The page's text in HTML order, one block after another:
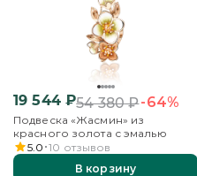
19 544₽54 380₽-64%
Подвеска «Жасмин» из
красного золота с эмалью
5.0 10 отзывов
В корзину